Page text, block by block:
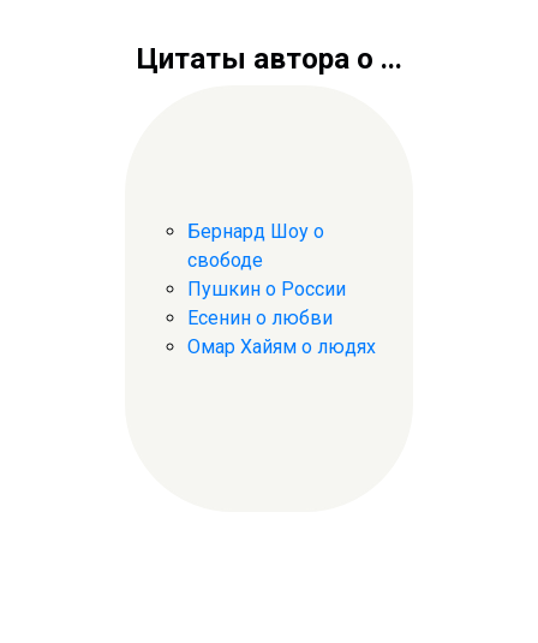
Цитаты автора о ...
Бернард Шоу о
свободе
Пушкин о России
Есенин о любви
Омар Хайям о людях